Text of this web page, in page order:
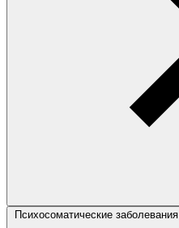
Психосоматические заболевания